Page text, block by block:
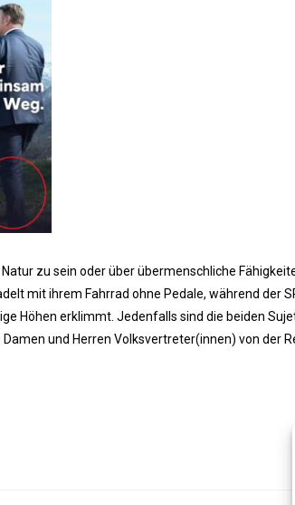
zu sein oder über übermenschliche
mit ihrem Fahrrad ohne Pedale, während der
Höhen erklimmt. Jedenfalls sind die beiden
und Herren Volksvertreter(innen) von der